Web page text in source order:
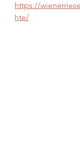
https://
hte/